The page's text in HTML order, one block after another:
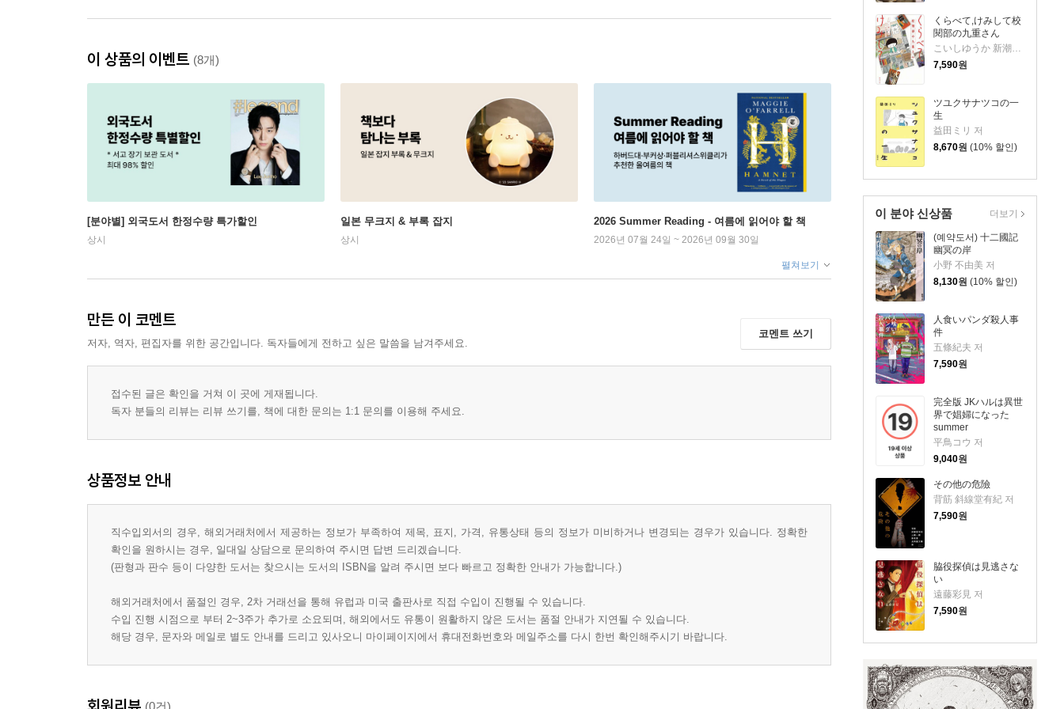
くらべて,けみして校
閱部の九重さん
こいしゆうか 新潮社校閱部 저
7,590원
ツユクサナツコの一
生
益田ミリ 저
8,670원 (10% 할인)
이 분야 신상품
(예약도서) 十二國記
幽冥の岸
小野 不由美 저
8,130원 (10% 할인)
人食いパンダ殺人事
件
五條紀夫 저
7,590원
完全版 JKハルは異世
界で娼婦になった
summer
平鳥コウ 저
9,040원
その他の危險
背筋 斜線堂有紀 저
7,590원
脇役探偵は見逃さな
い
遠藤彩見 저
7,590원
더보기
이 상품의 이벤트 (8개)
[분야별] 외국도서 한정수량 특가할인
상시
일본 무크지 & 부록 잡지
상시
2026 Summer Reading - 여름에 읽어야 할 책
2026년 07월 24일 ~ 2026년 09월 30일
펼쳐보기
만든 이 코멘트
저자, 역자, 편집자를 위한 공간입니다. 독자들에게 전하고 싶은 말씀을 남겨주세요.
코멘트 쓰기
접수된 글은 확인을 거쳐 이 곳에 게재됩니다.
독자 분들의 리뷰는 리뷰 쓰기를, 책에 대한 문의는 1:1 문의를 이용해 주세요.
상품정보 안내
직수입외서의 경우, 해외거래처에서 제공하는 정보가 부족하여 제목, 표지, 가격, 유통상태 등의 정보가 미비하거나 변경되는 경우가 있습니다. 정확한
확인을 원하시는 경우, 일대일 상담으로 문의하여 주시면 답변 드리겠습니다.
(판형과 판수 등이 다양한 도서는 찾으시는 도서의 ISBN을 알려 주시면 보다 빠르고 정확한 안내가 가능합니다.)
해외거래처에서 품절인 경우, 2차 거래선을 통해 유럽과 미국 출판사로 직접 수입이 진행될 수 있습니다.
수입 진행 시점으로 부터 2~3주가 추가로 소요되며, 해외에서도 유통이 원활하지 않은 도서는 품절 안내가 지연될 수 있습니다.
해당 경우, 문자와 메일로 별도 안내를 드리고 있사오니 마이페이지에서 휴대전화번호와 메일주소를 다시 한번 확인해주시기 바랍니다.
(0건)